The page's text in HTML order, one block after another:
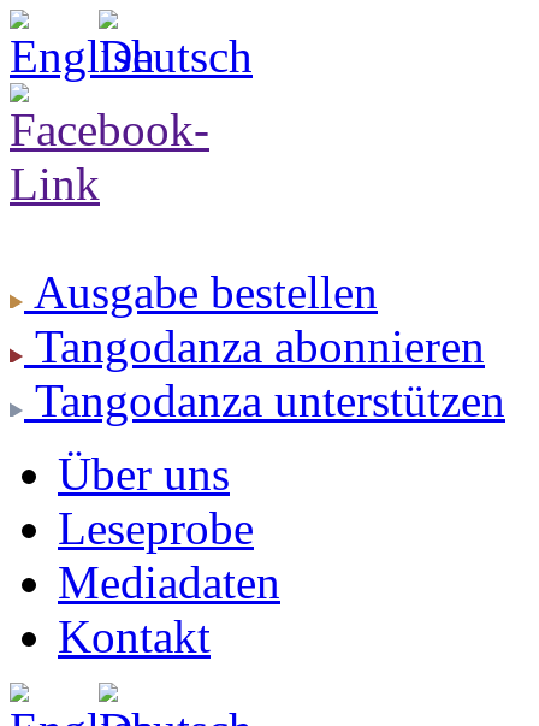
Ausgabe bestellen
Tangodanza abonnieren
Tangodanza unterstützen
Über uns
Leseprobe
Mediadaten
Kontakt